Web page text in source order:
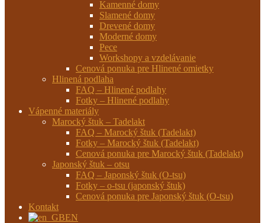
Kamenné domy
Slamené domy
Drevené domy
Moderné domy
Pece
Workshopy a vzdelávanie
Cenová ponuka pre Hlinené omietky
Hlinená podlaha
FAQ – Hlinené podlahy
Fotky – Hlinené podlahy
Vápenné materiály
Marocký štuk – Tadelakt
FAQ – Marocký štuk (Tadelakt)
Fotky – Marocký štuk (Tadelakt)
Cenová ponuka pre Marocký štuk (Tadelakt)
Japonský štuk – otsu
FAQ – Japonský štuk (O-tsu)
Fotky – o-tsu (japonský štuk)
Cenová ponuka pre Japonský štuk (O-tsu)
Kontakt
EN